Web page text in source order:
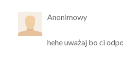
Anonimowy
hehe uważaj bo ci